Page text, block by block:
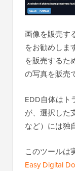
画像を販売す
をお勧めしま
を販売するた
の写真を販売
EDD自体はト
が、選択した
など）には独
このツールは
Easy Digital